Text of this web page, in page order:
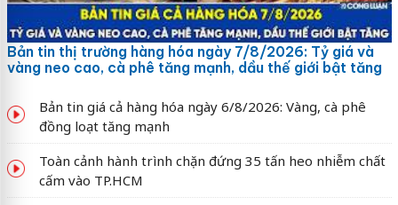
Bản tin thị trường hàng hóa ngày 7/8/2026: Tỷ giá và
vàng neo cao, cà phê tăng mạnh, dầu thế giới bật tăng
Bản tin giá cả hàng hóa ngày 6/8/2026: Vàng, cà phê
đồng loạt tăng mạnh
Toàn cảnh hành trình chặn đứng 35 tấn heo nhiễm chất
cấm vào TP.HCM